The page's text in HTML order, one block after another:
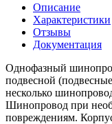
Описание
Характеристики
Отзывы
Документация
Однофазный
подвесной
несколько
Шинопровод при
повреждениям.